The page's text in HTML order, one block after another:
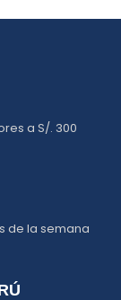
a S/. 300
de la semana